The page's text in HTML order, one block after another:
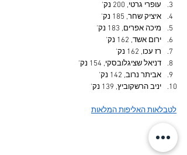
עופרי גרטי, 200 נק'
איציק שחר, 185 נק'
מיכה אפרים, 183 נק'
ירום אשד, 162 נק'
רז עכו, 162 נק'
דניאל שציגלובסקי, 154 נק'
אביתר נרוב, 142 נק'
יניב הרשקוביץ, 139 נק'
לטבלאות האליפות המלאות